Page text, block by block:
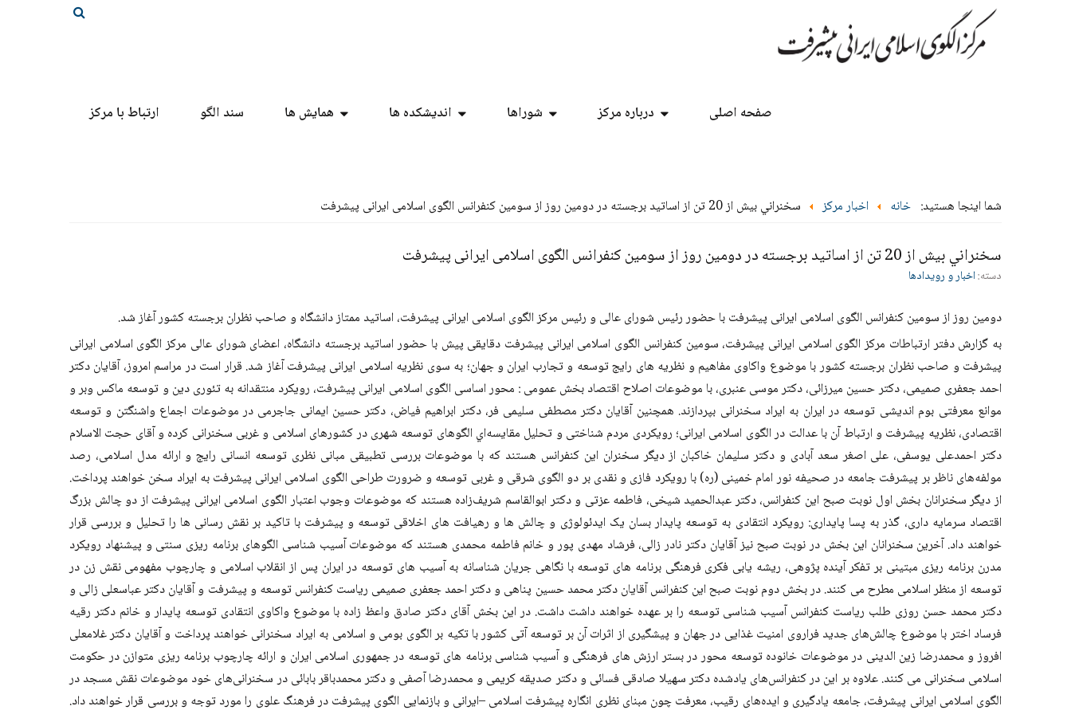
صفحه اصلی درباره مرکز شوراها اندیشکده ها همایش ها سند الگو ارتباط با مرکز
شما اینجا هستید: خانه اخبار مرکز سخنراني بيش از 20 تن از اساتيد برجسته در دومين روز از سومین کنفرانس الگوی اسلامی ایرانی پیشرفت
سخنراني بيش از 20 تن از اساتيد برجسته در دومين روز از سومین کنفرانس الگوی اسلامی ایرانی پیشرفت
دسته:اخبار و رویدادها
دومین روز از سومین کنفرانس الگوی اسلامی ایرانی پیشرفت با حضور رئیس شورای عالی و رئیس مرکز الگوی اسلامی ایرانی پیشرفت، اساتید ممتاز دانشگاه و صاحب نظران برجسته کشور آغاز شد.
به گزارش دفتر ارتباطات مرکز الگوی اسلامی ایرانی پیشرفت، سومین کنفرانس الگوی اسلامی ایرانی پیشرفت دقایقی پیش با حضور اساتید برجسته دانشگاه، اعضای شورای عالی مرکز الگوی اسلامی ایرانی
پیشرفت و صاحب نظران برجسته کشور با موضوع واکاوی مفاهیم و نظریه های رایج توسعه و تجارب ایران و جهان؛ به سوی نظریه اسلامی ایرانی پیشرفت آغاز شد. قرار است در مراسم امروز، آقایان دکتر
احمد جعفری صمیمی، دکتر حسین میرزائی، دکتر موسی عنبری، با موضوعات اصلاح اقتصاد بخش عمومی : محور اساسی الگوی اسلامی ایرانی پیشرفت، رویکرد منتقدانه به تئوری دین و توسعه ماکس وبر و
موانع معرفتی بوم اندیشی توسعه در ایران به ایراد سخنرانی بپردازند. همچنین آقایان دکتر مصطفی سلیمی فر، دکتر ابراهیم فیاض، دکتر حسین ایمانی جاجرمی در موضوعات اجماع واشنگتن و توسعه
اقتصادی، نظریه پیشرفت و ارتباط آن با عدالت در الگوی اسلامی ایرانی؛ رویکردی مردم شناختی و تحلیل مقایسه‌اي الگوهای توسعه شهری در کشورهای اسلامی و غربی سخنرانی کرده و آقای حجت الاسلام
دكتر احمدعلی یوسفی، علی اصغر سعد آبادی و دکتر سلیمان خاکبان از دیگر سخنران این کنفرانس هستند كه با موضوعات بررسی تطبیقی مبانی نظری توسعه انسانی رایج و ارائه مدل اسلامی، رصد
مولفه‌های ناظر بر پیشرفت جامعه در صحیفه نور امام خمینی (ره) با رویکرد فازی و نقدی بر دو الگوی شرقی و غربی توسعه و ضرورت طراحی الگوی اسلامی ایرانی پیشرفت به ایراد سخن خواهند پرداخت.
از دیگر سخنرانان بخش اول نوبت صبح این کنفرانس، دکتر عبدالحمید شیخی، فاطمه عزتی و دكتر ابوالقاسم شریف‌زاده هستند که موضوعات وجوب اعتبار الگوی اسلامی ایرانی پیشرفت از دو چالش بزرگ
اقتصاد سرمایه داری، گذر به پسا پایداری: رویکرد انتقادی به توسعه پایدار بسان یک ایدئولوژی و چالش ها و رهیافت های اخلاقی توسعه و پیشرفت با تاکید بر نقش رسانی ها را تحلیل و بررسی قرار
خواهند داد. آخرین سخنرانان این بخش در نوبت صبح نیز آقایان دکتر نادر زالی، فرشاد مهدی پور و خانم فاطمه محمدی هستند که موضوعات آسیب شناسی الگوهای برنامه ریزی سنتی و پیشنهاد رویکرد
مدرن برنامه ریزی مبتینی بر تفکر آینده پژوهی، ریشه یابی فکری فرهنگی برنامه های توسعه با نگاهی جریان شناسانه به آسیب های توسعه در ایران پس از انقلاب اسلامی و چارچوب مفهومی نقش زن در
توسعه از منظر اسلامی مطرح می کنند. در بخش دوم نوبت صبح این کنفرانس آقایان دکتر محمد حسین پناهی و دکتر احمد جعفری صمیمی ریاست کنفرانس توسعه و پیشرفت و آقایان دکتر عباسعلی زالی و
دکتر محمد حسن روزی طلب ریاست کنفرانس آسیب شناسی توسعه را بر عهده خواهند داشت داشت. در این بخش آقای دکتر صادق واعظ زاده با موضوع واکاوی انتقادی توسعه پایدار و خانم دکتر رقیه
فرساد اختر با موضوع چالش‌های جدید فراروی امنیت غذایی در جهان و پیشگیری از اثرات آن بر توسعه آتی کشور با تکیه بر الگوی بومی و اسلامی به ایراد سخنرانی خواهند پرداخت و آقایان دکتر غلامعلی
افروز و محمدرضا زین الدینی در موضوعات خانوده توسعه محور در بستر ارزش های فرهنگی و آسیب شناسی برنامه های توسعه در جمهوری اسلامی ایران و ارائه چارچوب برنامه ریزی متوازن در حکومت
اسلامی سخنرانی می کنند. علاوه بر این در کنفرانس‌های یادشده دکتر سهيلا صادقی فسائی و دکتر صدیقه کریمی و محمدرضا آصفی و دکتر محمدباقر بابائی در سخنرانی‌های خود موضوعات نقش مسجد در
الگوی اسلامی ایرانی پیشرفت، جامعه یادگیری و ایده‌های رقیب، معرفت چون مبنای نظری انگاره پیشرفت اسلامی –ایرانی و بازنمایی الگوی پیشرفت در فرهنگ علوی را مورد توجه و بررسی قرار خواهند داد.